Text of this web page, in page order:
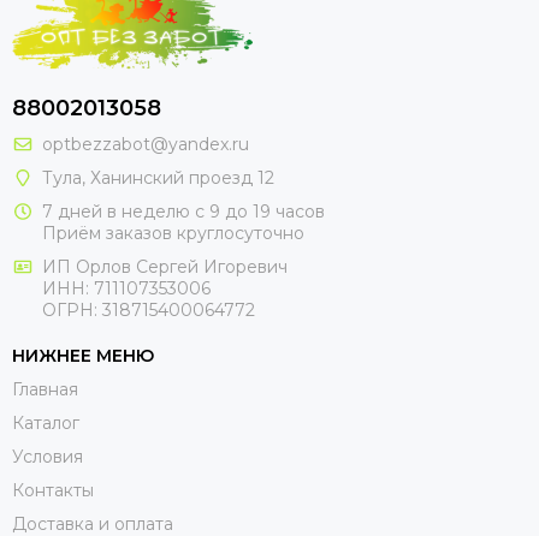
88002013058
optbezzabot@yandex.ru
Тула, Ханинский проезд 12
7 дней в неделю с 9 до 19 часов
Приём заказов круглосуточно
ИП Орлов Сергей Игоревич
ИНН: 711107353006
ОГРН: 318715400064772
НИЖНЕЕ МЕНЮ
Главная
Каталог
Условия
Контакты
Доставка и оплата